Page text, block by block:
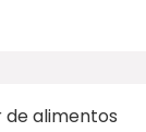
de alimentos